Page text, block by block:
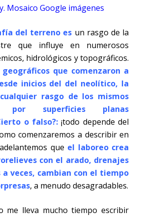
Mosaico Google imágenes
del terreno es un rasgo de la
que influye en numerosos
hidrológicos y topográficos.
geográficos que comenzaron a
inicios del del neolítico, la
rasgo de los mismos
por superficies planas
o falso?:¡todo depende del
comenzaremos a describir en
que el laboreo crea
con el arado, drenajes
veces, cambian con el tiempo
, a menudo desagradables.
me lleva mucho tiempo escribir